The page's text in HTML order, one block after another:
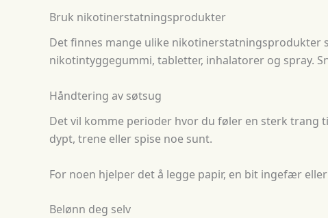
Bruk nikotinerstatningsprodukter
Det finnes mange ulike nikotinerstatningsprodukter
nikotintyggegummi, tabletter, inhalatorer og spray.
Håndtering av søtsug
Det vil komme perioder hvor du føler en sterk trang
dypt, trene eller spise noe sunt.
For noen hjelper det å legge papir, en bit ingefær
Belønn deg selv